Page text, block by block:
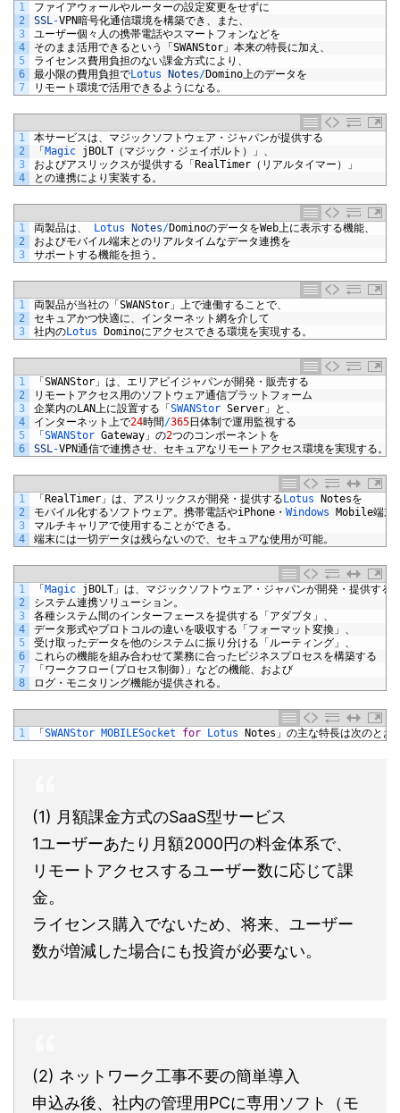
1
2
3
4
5
6
7
ファイアウォールやルーターの設定変更をせずに
SSL-VPN暗号化通信環境を構築でき、また、
ユーザー個々人の携帯電話やスマートフォンなどを
そのまま活用できるという「 SWANStor 」本来の特長に加え、
ライセンス費用負担のない課金方式により、
最小限の費用負担でLotus Notes/Domino上のデータを
リモート環境で活用できるようになる。
1
2
3
4
本サービスは、マジックソフトウェア・ジャパンが提供する
「 Magic jBOLT （マジック・ジェイボルト）」、
およびアスリックスが提供する「 RealTimer （リアルタイマー）」
との連携により実装する。
1
2
3
両製品は、 Lotus Notes/DominoのデータをWeb上に表示する機能、
およびモバイル端末とのリアルタイムなデータ連携を
サポートする機能を担う。
1
2
3
両製品が当社の「 SWANStor 」上で連働することで、
セキュアかつ快適に、インターネット網を介して
社内のLotus Dominoにアクセスできる環境を実現する。
1
2
3
4
5
6
「 SWANStor 」は、エリアビイジャパンが開発・販売する
リモートアクセス用のソフトウェア通信プラットフォーム
企業内のLAN上に設置する「 SWANStor Server 」と、
インターネット上で24時間/365日体制で運用監視する
「 SWANStor Gateway 」の2つのコンポーネントを
SSL-VPN通信で連携させ、セキュアなリモートアクセス環境を実現する。
1
2
3
4
「 RealTimer 」は、アスリックスが開発・提供する Lotus Notesを
モバイル化するソフトウェア。携帯電話やiPhone ・ Windows Mobile端末
マルチキャリアで使用することができる。
端末には一切データは残らないので、セキュアな使用が可能。
1
2
3
4
5
6
7
8
「 Magic jBOLT 」は、マジックソフトウェア・ジャパンが開発・提供する
システム連携ソリューション。
各種システム間のインターフェースを提供する「アダプタ」、
データ形式やプロトコルの違いを吸収する「フォーマット変換」、
受け取ったデータを他のシステムに振り分ける「ルーティング」、
これらの機能を組み合わせて業務に合ったビジネスプロセスを構築する
「ワークフロー ( プロセス制御) 」などの機能、および
ログ・モニタリング機能が提供される。
1 「 SWANStor MOBILESocket for Lotus Notes 」の主な特長は次のとお
(1) 月額課金方式のSaaS型サービス
1ユーザーあたり月額2000円の料金体系で、
リモートアクセスするユーザー数に応じて課
金。
ライセンス購入でないため、将来、ユーザー
数が増減した場合にも投資が必要ない。
(2) ネットワーク工事不要の簡単導入
申込み後、社内の管理用PCに専用ソフト（モ